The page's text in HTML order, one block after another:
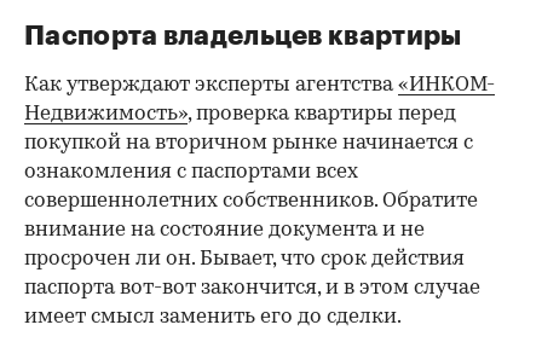
Паспорта владельцев квартиры
Как утверждают эксперты агентства«ИНКОМ-
Недвижимость», проверка квартиры перед
покупкой на вторичном рынке начинается с
ознакомления с паспортами всех
совершеннолетних собственников. Обратите
внимание на состояние документа и не
просрочен ли он. Бывает, что срок действия
паспорта вот-вот закончится, и в этом случае
имеет смысл заменить его до сделки.